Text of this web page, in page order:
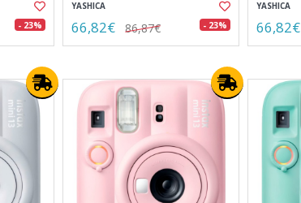
- 23%
YASHICA
66,82€ 86,87€ - 23%
YASHICA
66,82€